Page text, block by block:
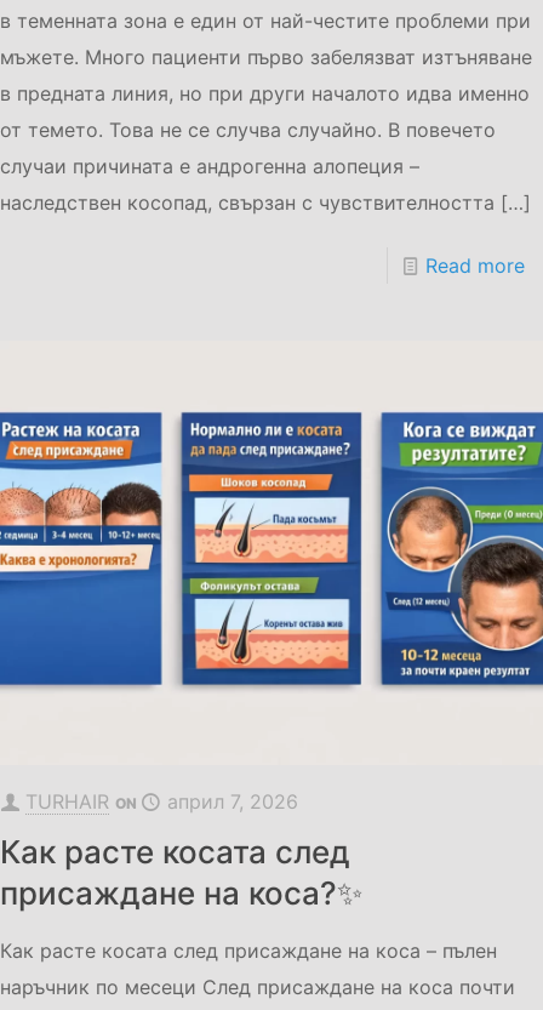
в теменната зона е един от най-честите проблеми при
мъжете. Много пациенти първо забелязват изтъняване
в предната линия, но при други началото идва именно
от темето. Това не се случва случайно. В повечето
случаи причината е андрогенна алопеция –
наследствен косопад, свързан с чувствителността […]
Read more
TURHAIR ON април 7, 2026
Как расте косата след
присаждане на коса?✨
Как расте косата след присаждане на коса – пълен
наръчник по месеци След присаждане на коса почти